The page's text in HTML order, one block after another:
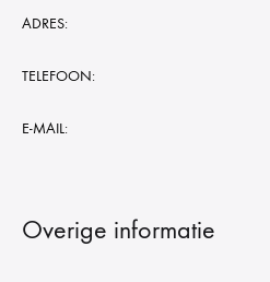
ADRES:
TELEFOON:
E-MAIL:
Overige informatie